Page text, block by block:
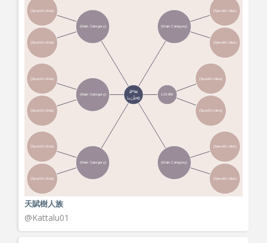
天賦樹人族
@Kattalu01